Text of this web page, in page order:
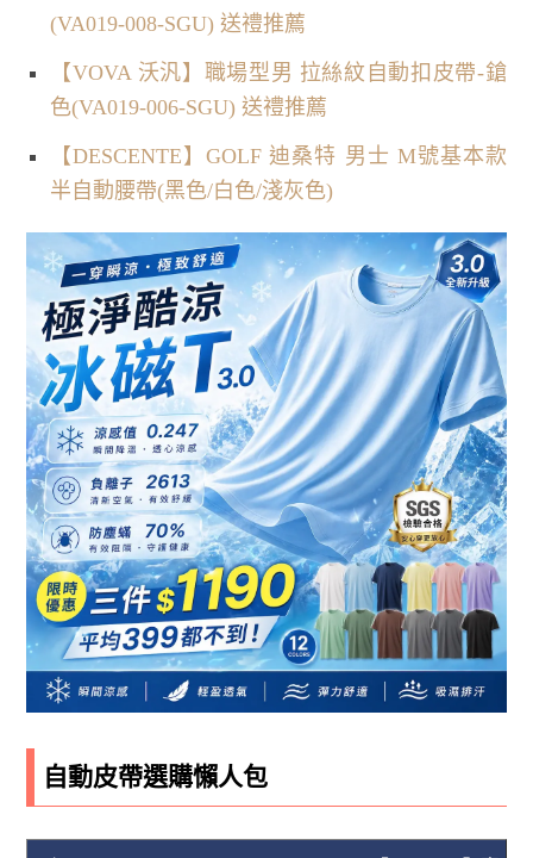
(VA019-008-SGU) 送禮推薦
【VOVA 沃汎】職場型男 拉絲紋自動扣皮帶-鎗
色(VA019-006-SGU) 送禮推薦
【DESCENTE】GOLF 迪桑特 男士 M號基本款
半自動腰帶(黑色/白色/淺灰色)
自動皮帶選購懶人包